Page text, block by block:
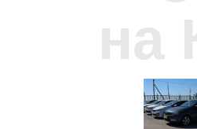
на